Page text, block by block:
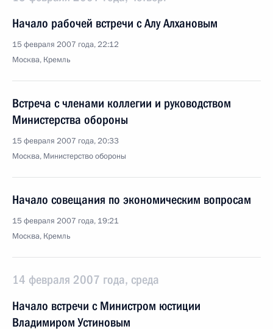
Начало рабочей встречи с Алу Алхановым
15 февраля 2007 года, 22:12
Москва, Кремль
Встреча с членами коллегии и руководством
Министерства обороны
15 февраля 2007 года, 20:33
Москва, Министерство обороны
Начало совещания по экономическим вопросам
15 февраля 2007 года, 19:21
Москва, Кремль
14 февраля 2007 года, среда
Начало встречи с Министром юстиции
Владимиром Устиновым